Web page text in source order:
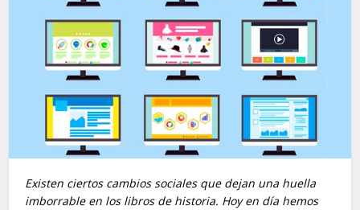
Existen ciertos cambios sociales que dejan una huella
imborrable en los libros de historia. Hoy en día hemos